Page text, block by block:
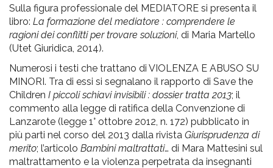
Sulla figura professionale del MEDIATORE si presenta il
libro: La formazione del mediatore : comprendere le
ragioni dei conflitti per trovare soluzioni, di Maria Martello
(Utet Giuridica, 2014).
Numerosi i testi che trattano di VIOLENZA E ABUSO SU
MINORI. Tra di essi si segnalano il rapporto di Save the
Children I piccoli schiavi invisibili : dossier tratta 2013; il
commento alla legge di ratifica della Convenzione di
Lanzarote (legge 1° ottobre 2012, n. 172) pubblicato in
più parti nel corso del 2013 dalla rivista Giurisprudenza di
merito; l’articolo Bambini maltrattati… di Mara Mattesini sul
maltrattamento e la violenza perpetrata da insegnanti